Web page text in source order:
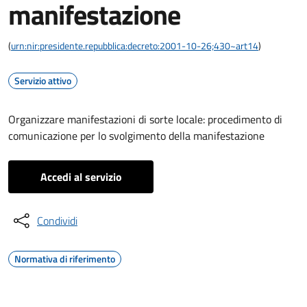
manifestazione
(urn:nir:presidente.repubblica:decreto:2001-10-26;430~art14)
Servizio attivo
Organizzare manifestazioni di sorte locale: procedimento di
comunicazione per lo svolgimento della manifestazione
Accedi al servizio
Condividi
Normativa di riferimento